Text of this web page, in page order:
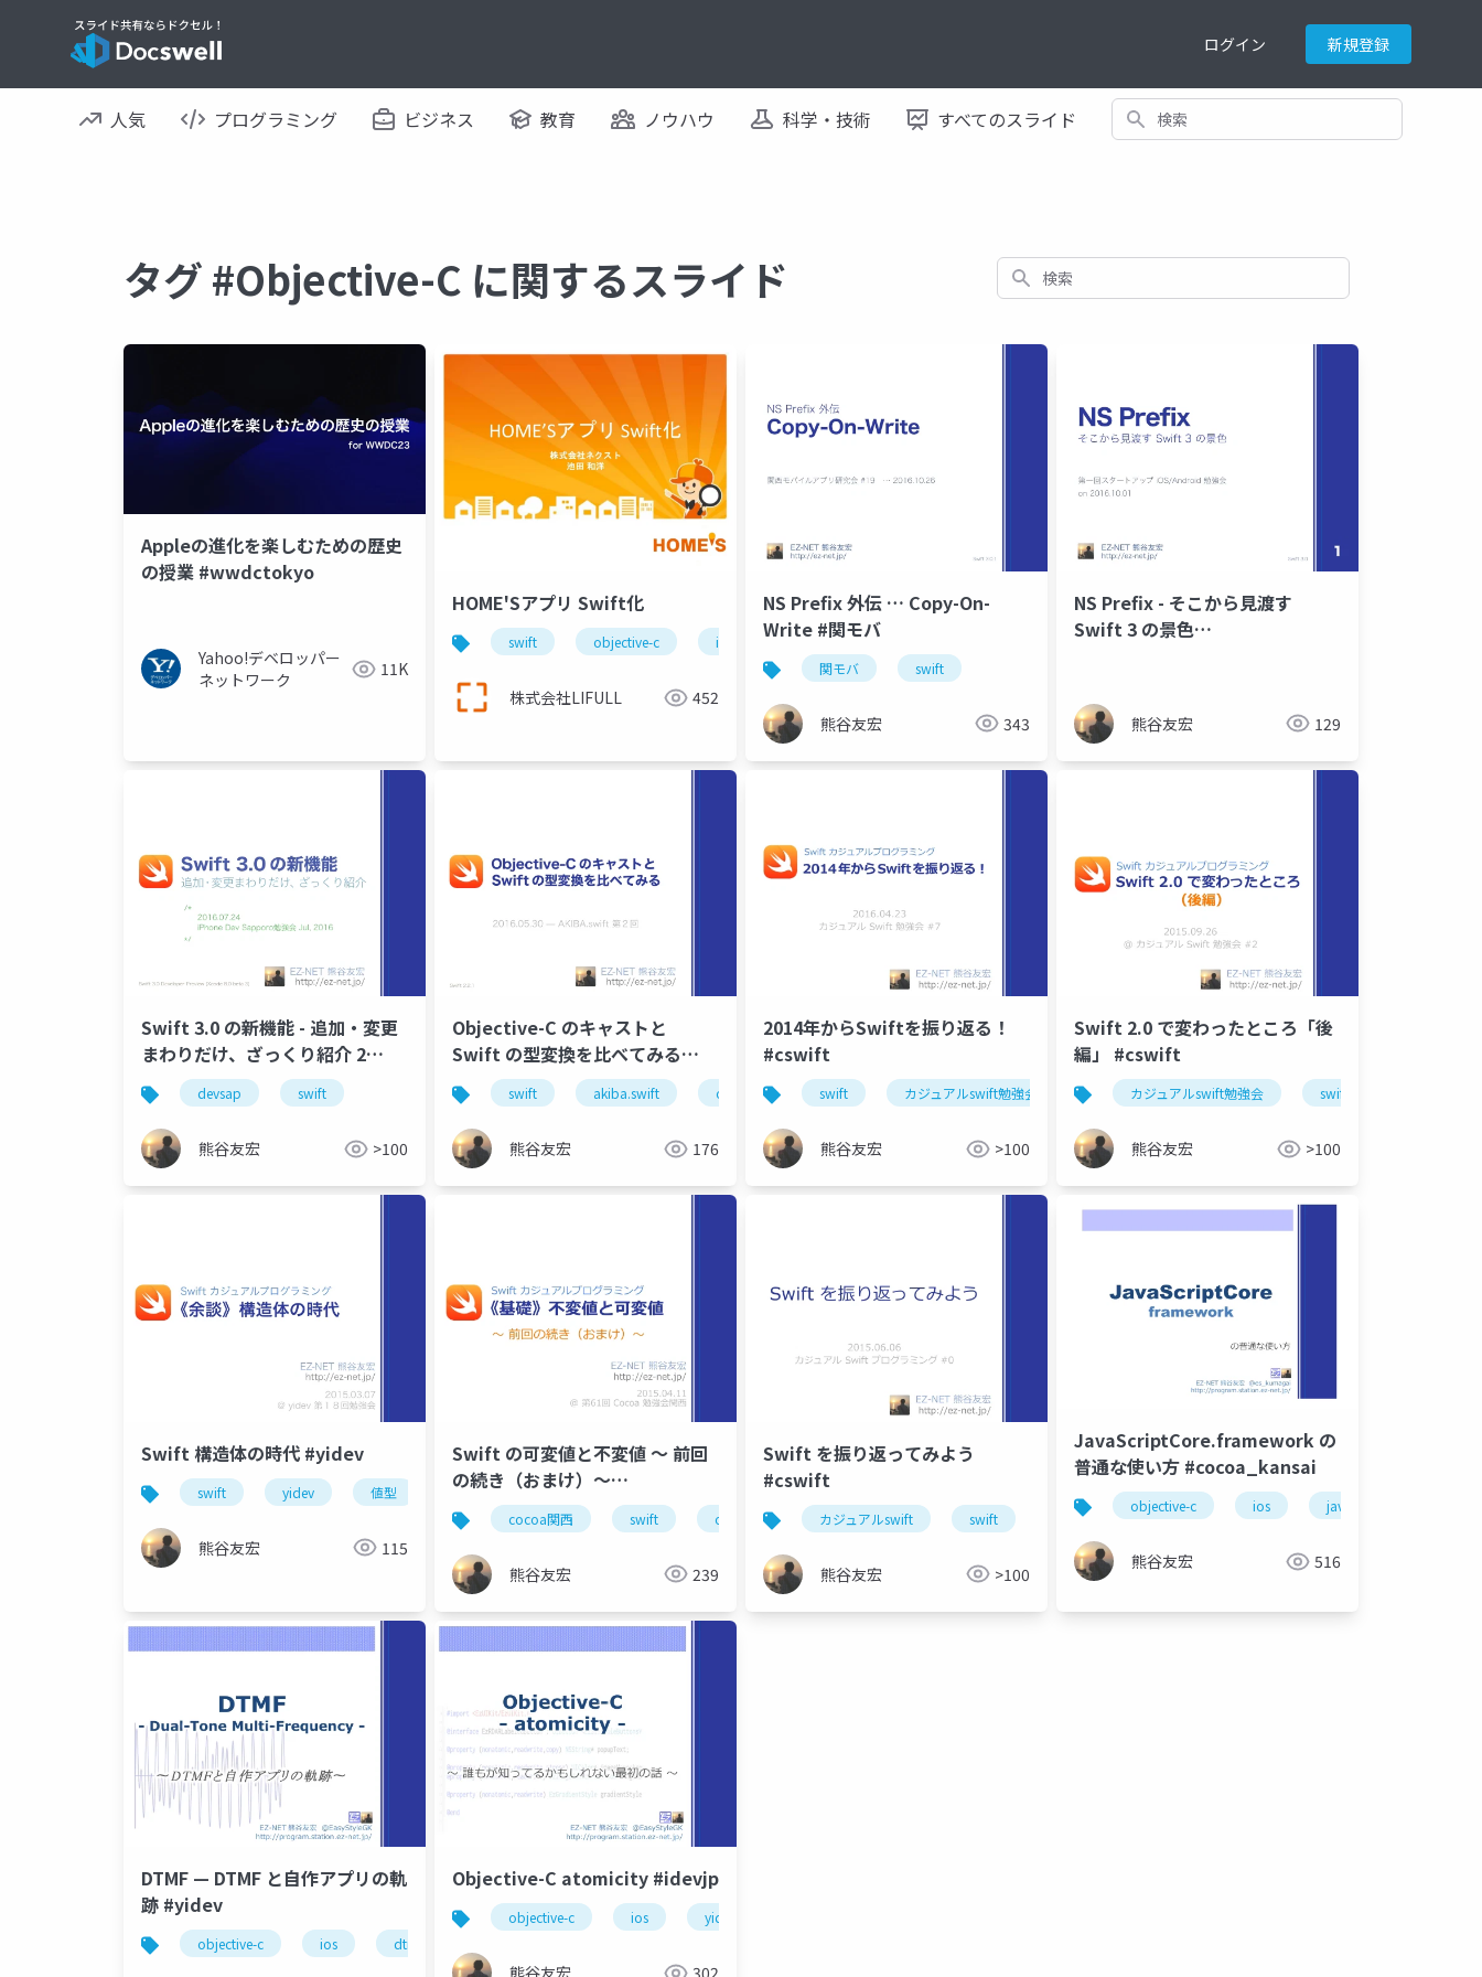
ログイン 新規登録
人気 プログラミング ビジネス 教育 ノウハウ 科学・技術 すべてのスライド 検索
タグ #Objective-C に関するスライド 検索
Appleの進化を楽しむための歴史
の授業 #wwdctokyo
Yahoo!デベロッパー
ネットワーク
11K
HOME'Sアプリ Swift化
swift objective-c ios
株式会社LIFULL 452
NS Prefix 外伝 … Copy-On-
Write #関モバ
関モバ swift
熊谷友宏 343
NS Prefix - そこから見渡す
Swift 3 の景色
熊谷友宏 129
Swift 3.0 の新機能 - 追加・変更
まわりだけ、ざっくり紹介 2
#devsapdevsap swift
熊谷友宏 >100
Objective-C のキャストと
Swift の型変換を比べてみる
#akibaswift
swift akiba.swift objective-c
熊谷友宏 176
2014年からSwiftを振り返る！
#cswift
swift カジュアルswift勉強会
熊谷友宏 >100
Swift 2.0 で変わったところ「後
編」 #cswift
カジュアルswift勉強会 swift
熊谷友宏 >100
Swift 構造体の時代 #yidev
swift yidev 値型
熊谷友宏 115
Swift の可変値と不変値 〜 前回
の続き（おまけ）〜
#cocoa_kansai
cocoa関西 swift objective-c
熊谷友宏 239
Swift を振り返ってみよう
#cswift
カジュアルswift swift
熊谷友宏 >100
JavaScriptCore.framework の
普通な使い方 #cocoa_kansai
objective-c ios javascript
熊谷友宏 516
DTMF — DTMF と自作アプリの軌
跡 #yidev
objective-c ios dtmf
Objective-C atomicity #idevjp
objective-c ios yidev
熊谷友宏 302